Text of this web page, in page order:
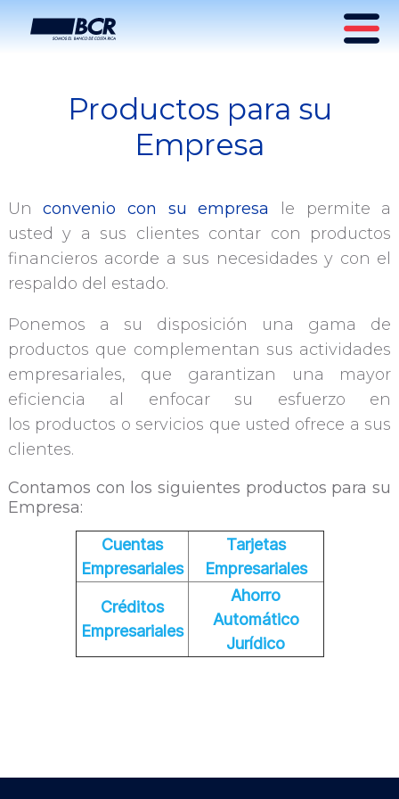
Productos Empresariales
Productos para su
Empresa
Un convenio con su empresa
le permite a
usted y a sus clientes contar con productos
financieros acorde a sus necesidades y con el
respaldo del estado.
Ponemos a su disposición una gama de
productos que complementan sus actividades
empresariales, que garantizan una mayor
eficiencia al enfocar su esfuerzo en
los productos o servicios que usted ofrece a sus
clientes.
Contamos con los siguientes productos para su
Empresa:
Cuentas
Empresariales
Tarjetas
Empresariales
Créditos
Empresariales
Ahorro
Automático
Jurídico